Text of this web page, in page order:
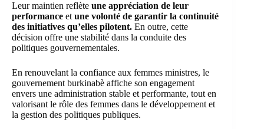
Leur maintien reflète une appréciation de leur
performance etune volonté de garantir la continuité
des initiatives qu’elles pilotent. En outre, cette
décision offre une stabilité dans la conduite des
politiques gouvernementales.
En renouvelant la confiance aux femmes ministres, le
gouvernement burkinabè affiche son engagement
envers une administration stable et performante, tout en
valorisant le rôle des femmes dans le développement et
la gestion des politiques publiques.